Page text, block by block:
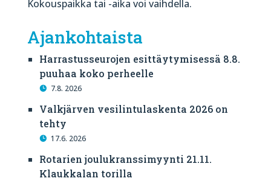
Kokouspaikka tai -aika voi vaihdella.
Ajankohtaista
Harrastusseurojen esittäytymisessä 8.8.
puuhaa koko perheelle
7.8. 2026
Valkjärven vesilintulaskenta 2026 on
tehty
17.6. 2026
Rotarien joulukranssimyynti 21.11.
Klaukkalan torilla